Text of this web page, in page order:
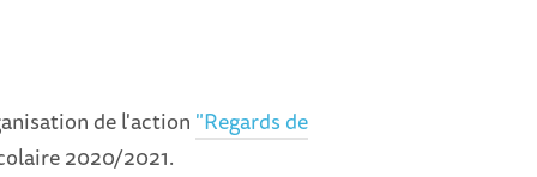
de l'action "Regards de
2020/2021.